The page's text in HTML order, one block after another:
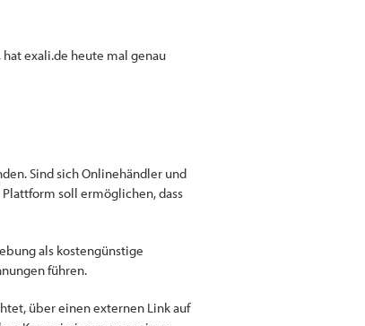
exali.de heute mal genau
Sind sich Onlinehändler und
soll ermöglichen, dass
als kostengünstige
führen.
über einen externen Link auf